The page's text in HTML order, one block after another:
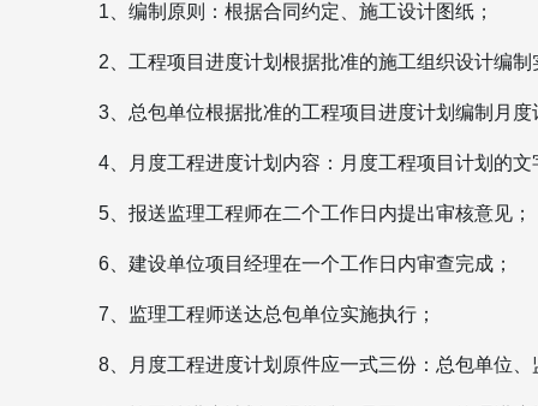
1、编制原则：根据合同约定、施工设计图纸；
2、工程项目进度计划根据批准的施工组织设计编制
3、总包单位根据批准的工程项目进度计划编制月
4、月度工程进度计划内容：月度工程项目计划的
5、报送监理工程师在二个工作日内提出审核意见；
6、建设单位项目经理在一个工作日内审查完成；
7、监理工程师送达总包单位实施执行；
8、月度工程进度计划原件应一式三份：总包单位